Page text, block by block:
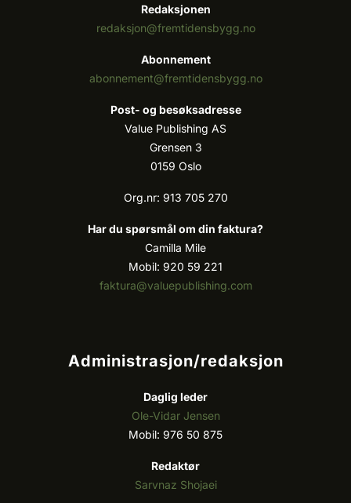
Redaksjonen
redaksjon@fremtidensbygg.no
Abonnement
abonnement@fremtidensbygg.no
Post- og besøksadresse
Value Publishing AS
Grensen 3
0159 Oslo
Org.nr: 913 705 270
Har du spørsmål om din faktura?
Camilla Mile
Mobil: 920 59 221
faktura@valuepublishing.com
Administrasjon/redaksjon
Daglig leder
Ole-Vidar Jensen
Mobil: 976 50 875
Redaktør
Sarvnaz Shojaei